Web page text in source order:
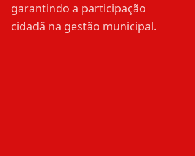
garantindo a participação
cidadã na gestão municipal.